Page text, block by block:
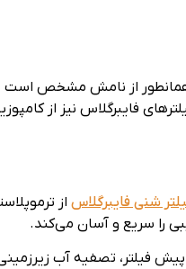
همانطور از نامش مشخص است
شنی فایبرگلاس از
را سریع و آسان می‌کند.
تصفیه آب زیرزمینی،